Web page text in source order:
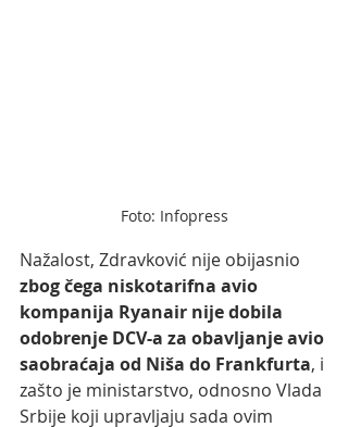
Foto: Infopress
Nažalost, Zdravković nije obijasnio
zbog čega niskotarifna avio
kompanija Ryanair nije dobila
odobrenje DCV-a za obavljanje avio
saobraćaja od Niša do Frankfurta, i
zašto je ministarstvo, odnosno Vlada
Srbije koji upravljaju sada ovim